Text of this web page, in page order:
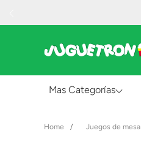
Mas Categorías
Juegos de mesa